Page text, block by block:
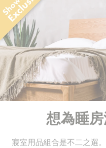
想為睡
寢室用品組合是不二之選